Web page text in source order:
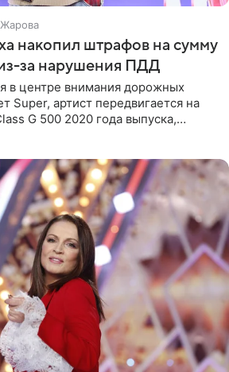
накопил штрафов на сумму
за нарушения ПДД
в центре внимания дорожных
Super, артист передвигается на
G 500 2020 года выпуска,